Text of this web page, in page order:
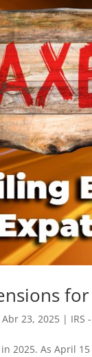
Abr 23, 2025 | IRS
2025. As April